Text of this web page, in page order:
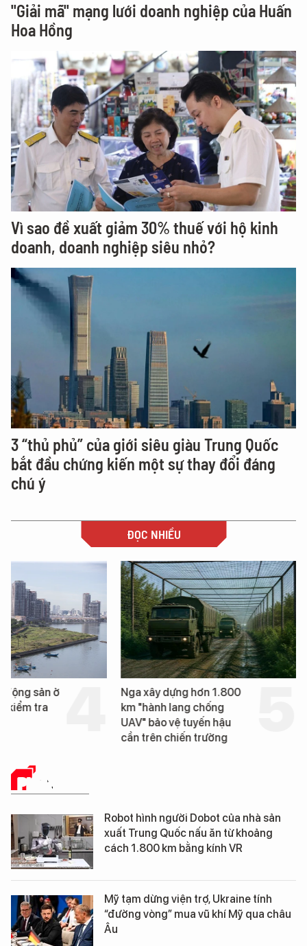
"Giải mã" mạng lưới doanh nghiệp của Huấn
Hoa Hồng
Vì sao đề xuất giảm 30% thuế với hộ kinh
doanh, doanh nghiệp siêu nhỏ?
3 “thủ phủ” của giới siêu giàu Trung Quốc
bắt đầu chứng kiến một sự thay đổi đáng
chú ý
ĐỌC NHIỀU
động sản ở
kiểm tra
Nga xây dựng hơn 1.800
km "hành lang chống
UAV" bảo vệ tuyến hậu
cần trên chiến trường
PHÂN TÍCH
Robot hình người Dobot của nhà sản
xuất Trung Quốc nấu ăn từ khoảng
cách 1.800 km bằng kính VR
Mỹ tạm dừng viện trợ, Ukraine tính
“đường vòng” mua vũ khí Mỹ qua châu
Âu